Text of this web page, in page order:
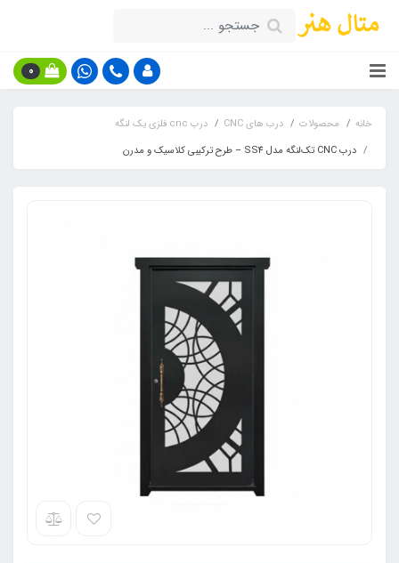
0
خانه محصولات درب های CNC
درب cnc فلزی یک لنگه
درب CNC تک‌لنگه مدل SS4 – طرح ترکیبی کلاسیک و مدرن